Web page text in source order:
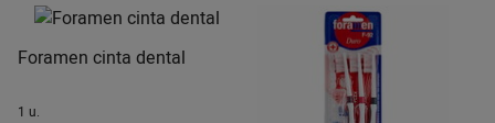
Foramen cinta dental
1 u.